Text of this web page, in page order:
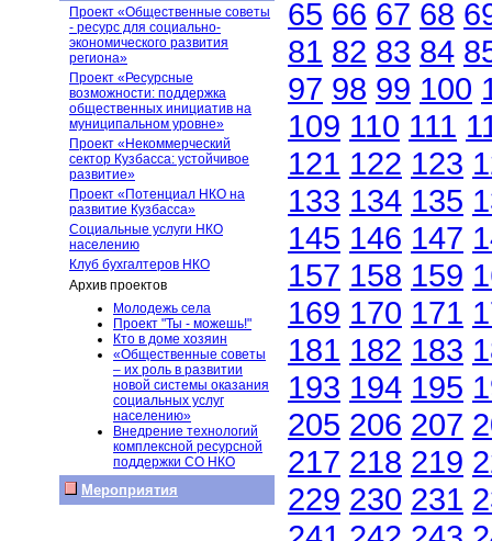
Проект «Общественные советы
- ресурс для социально-
экономического развития
региона»
Проект «Ресурсные
возможности: поддержка
общественных инициатив на
муниципальном уровне»
Проект «Некоммерческий
сектор Кузбасса: устойчивое
развитие»
Проект «Потенциал НКО на
развитие Кузбасса»
Социальные услуги НКО
населению
Клуб бухгалтеров НКО
Архив проектов
Молодежь села
Проект "Ты - можешь!"
Кто в доме хозяин
«Общественные советы
– их роль в развитии
новой системы оказания
социальных услуг
населению»
Внедрение технологий
комплексной ресурсной
поддержки СО НКО
Мероприятия
65 66 67 68
81 82 83 84
97 98 99 100
109 110 111
121 122 123
133 134 135
145 146 147
157 158 159
169 170 171
181 182 183
193 194 195
205 206 207
217 218 219
229 230 231